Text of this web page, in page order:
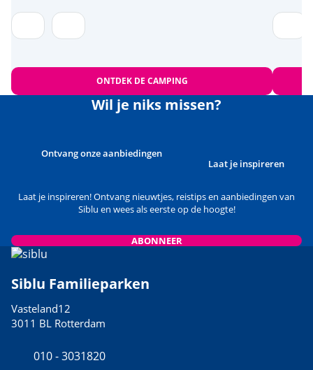
ONTDEK DE CAMPING
Wil je niks missen?
Ontvang onze aanbiedingen
Laat je inspireren
Laat je inspireren! Ontvang nieuwtjes, reistips en aanbiedingen van
Siblu en wees als eerste op de hoogte!
ABONNEER
Siblu Familieparken
Vasteland12
3011 BL Rotterdam
010 - 3031820